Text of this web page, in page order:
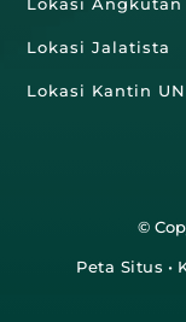
Lokasi Angkutan
Lokasi Jalatista
Lokasi Kantin
©
Peta Situs •